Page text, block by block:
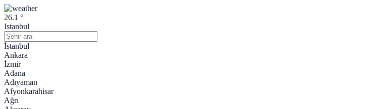
26.1 °
Istanbul
İstanbul
Ankara
İzmir
Adana
Adıyaman
Afyonkarahisar
Ağrı